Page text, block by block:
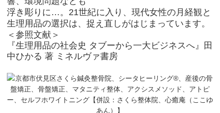
浮き彫りに…。21世紀に入り、現代女性の月経観と
生理用品の選択は、捉え直しがはじまっています。
＜参照文献＞
『生理用品の社会史 タブーから一大ビジネスへ』田
中ひかる 著 ミネルヴァ書房